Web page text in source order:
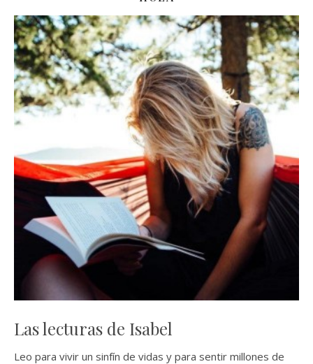
Las lecturas de Isabel
Leo para vivir un sinfín de vidas y para sentir millones de